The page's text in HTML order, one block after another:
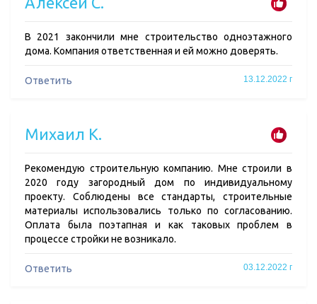
В 2021 закончили мне строительство одноэтажного
дома. Компания ответственная и ей можно доверять.
Ответить 13.12.2022 г
Михаил К.
Рекомендую строительную компанию. Мне строили в
2020 году загородный дом по индивидуальному
проекту. Соблюдены все стандарты, строительные
материалы использовались только по согласованию.
Оплата была поэтапная и как таковых проблем в
процессе стройки не возникало.
Ответить 03.12.2022 г